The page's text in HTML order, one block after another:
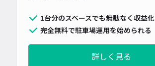
1台分のスペースでも無駄なく収益化
完全無料で駐車場運用を始められる
詳しく見る